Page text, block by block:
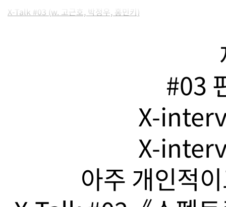
#03
X-
X-
아주 개인적
X-Talk #03 (w. 고근호, 박정우, 홍민키)